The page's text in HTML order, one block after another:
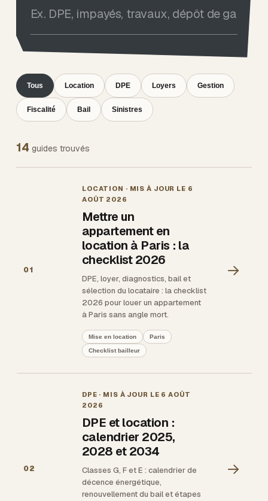
Tous Location DPE Loyers Gestion
Fiscalité Bail Sinistres
14 guides trouvés
01
LOCATION · MIS À JOUR LE 6
AOÛT 2026
Mettre un
appartement en
location à Paris : la
checklist 2026
DPE, loyer, diagnostics, bail et
sélection du locataire : la checklist
2026 pour louer un appartement
à Paris sans angle mort.
Mise en location Paris
Checklist bailleur
→
02
DPE · MIS À JOUR LE 6 AOÛT
2026
DPE et location :
calendrier 2025,
2028 et 2034
Classes G, F et E : calendrier de
décence énergétique,
renouvellement du bail et étapes
→